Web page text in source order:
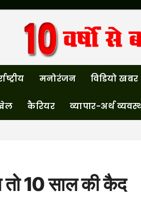
मनोरंजन विडियो खबर
कैरियर व्यापार-अर्थ
तो 10 साल की कैद